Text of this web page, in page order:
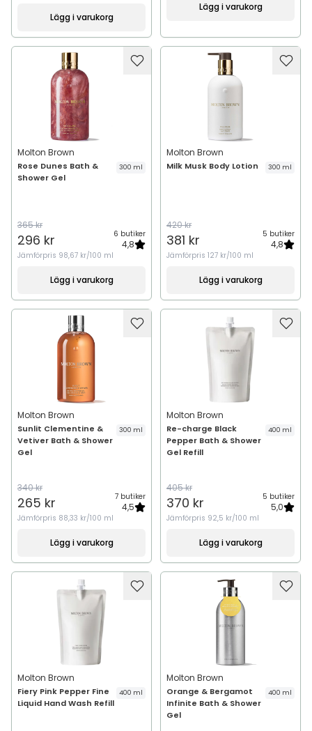
Lägg i varukorg
Lägg i varukorg
Molton Brown
Rose Dunes Bath &
Shower Gel
300 ml
365 kr
296 kr 6 butiker
4,8
Jämförpris 98,67 kr/100 ml
Lägg i varukorg
Molton Brown
Milk Musk Body Lotion 300 ml
420 kr
381 kr 5 butiker
4,8
Jämförpris 127 kr/100 ml
Lägg i varukorg
Molton Brown
Sunlit Clementine &
Vetiver Bath & Shower
Gel
300 ml
340 kr
265 kr 7 butiker
4,5
Jämförpris 88,33 kr/100 ml
Lägg i varukorg
Molton Brown
Re-charge Black
Pepper Bath & Shower
Gel Refill
400 ml
405 kr
370 kr 5 butiker
5,0
Jämförpris 92,5 kr/100 ml
Lägg i varukorg
Molton Brown
Fiery Pink Pepper Fine
Liquid Hand Wash Refill
400 ml
Molton Brown
Orange & Bergamot
Infinite Bath & Shower
Gel
400 ml